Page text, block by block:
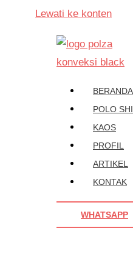
Lewati ke konten
BERANDA
POLO
KAOS
PROFIL
ARTIKEL
KONTAK
WHATSAPP